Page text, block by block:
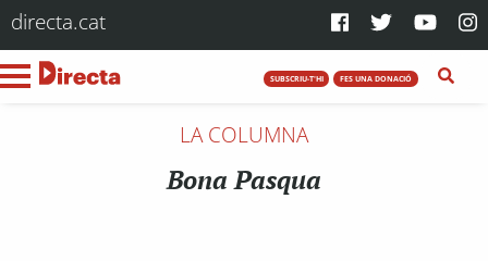
directa.cat
SUBSCRIU-T'HI FES UNA DONACIÓ
LA COLUMNA
Bona Pasqua